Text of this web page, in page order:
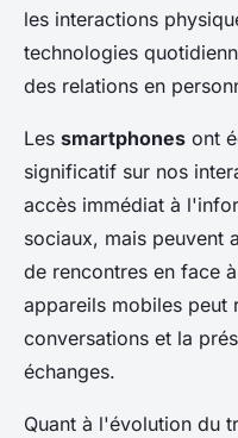
les interactions
technologies
des relations en
Les smartphones ont
significatif sur nos
accès immédiat à
sociaux, mais peuvent
de rencontres en face
appareils mobiles peut
conversations et la
échanges.
Quant à l'évolution du